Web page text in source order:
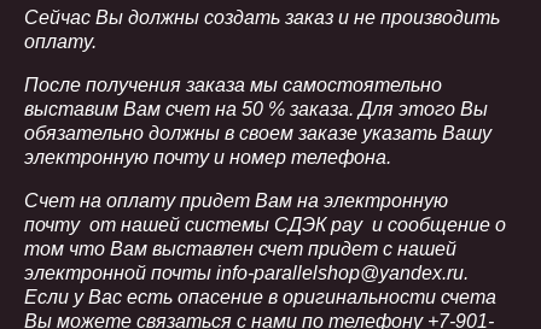
Сейчас Вы должны создать заказ и не производить
оплату.
После получения заказа мы самостоятельно
выставим Вам счет на 50 % заказа. Для этого Вы
обязательно должны в своем заказе указать Вашу
электронную почту и номер телефона.
Счет на оплату придет Вам на электронную
почту от нашей системы CДЭК pay и сообщение о
том что Вам выставлен счет придет с нашей
электронной почты info-parallelshop@yandex.ru.
Если у Вас есть опасение в оригинальности счета
Вы можете связаться с нами по телефону +7-901-